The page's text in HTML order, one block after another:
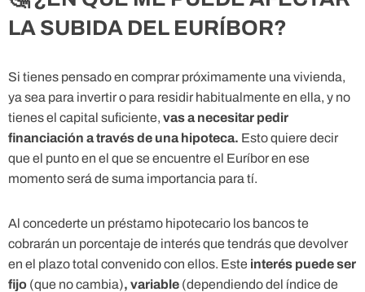
LA SUBIDA DEL EURÍBOR?
Si tienes pensado en comprar próximamente una vivienda,
ya sea para invertir o para residir habitualmente en ella, y no
tienes el capital suficiente, vas a necesitar pedir
financiación a través de una hipoteca. Esto quiere decir
que el punto en el que se encuentre el Euríbor en ese
momento será de suma importancia para tí.
Al concederte un préstamo hipotecario los bancos te
cobrarán un porcentaje de interés que tendrás que devolver
en el plazo total convenido con ellos. Este interés puede ser
fijo (que no cambia), variable (dependiendo del índice de